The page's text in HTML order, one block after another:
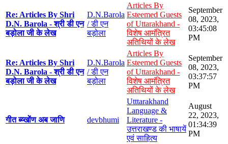
Re: Articles By Shri
D.N. Barola - श्री डी एन
बड़ोला जी के लेख
D.N.Barola
/ डी एन
बड़ोला
Articles By
Esteemed Guests
of Uttarakhand -
विशेष आमंत्रित
अतिथियों के लेख
September
08, 2023,
03:45:08
PM
Re: Articles By Shri
D.N. Barola - श्री डी एन
बड़ोला जी के लेख
D.N.Barola
/ डी एन
बड़ोला
Articles By
Esteemed Guests
of Uttarakhand -
विशेष आमंत्रित
अतिथियों के लेख
September
08, 2023,
03:37:57
PM
गीत ब्य्खोंण अब जाणि devbhumi
Utttarakhand
Language &
Literature -
उत्तराखण्ड की भाषायें
एवं साहित्य
August
22, 2023,
01:34:39
PM